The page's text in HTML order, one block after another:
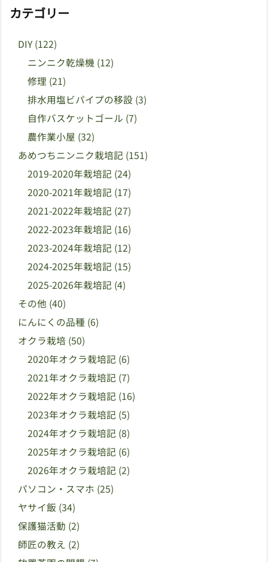
カテゴリー
DIY (122)
ニンニク乾燥機 (12)
修理 (21)
排水用塩ビパイプの移設 (3)
自作バスケットゴール (7)
農作業小屋 (32)
あめつちニンニク栽培記 (151)
2019-2020年栽培記 (24)
2020-2021年栽培記 (17)
2021-2022年栽培記 (27)
2022-2023年栽培記 (16)
2023-2024年栽培記 (12)
2024-2025年栽培記 (15)
2025-2026年栽培記 (4)
その他 (40)
にんにくの品種 (6)
オクラ栽培 (50)
2020年オクラ栽培記 (6)
2021年オクラ栽培記 (7)
2022年オクラ栽培記 (16)
2023年オクラ栽培記 (5)
2024年オクラ栽培記 (8)
2025年オクラ栽培記 (6)
2026年オクラ栽培記 (2)
パソコン・スマホ (25)
ヤサイ飯 (34)
保護猫活動 (2)
師匠の教え (2)